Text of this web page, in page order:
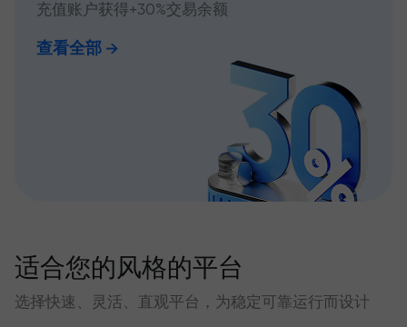
充值账户获得+30%交易余额
查看全部
适合您的风格的平台
选择快速、灵活、直观平台，为稳定可靠运行而设计